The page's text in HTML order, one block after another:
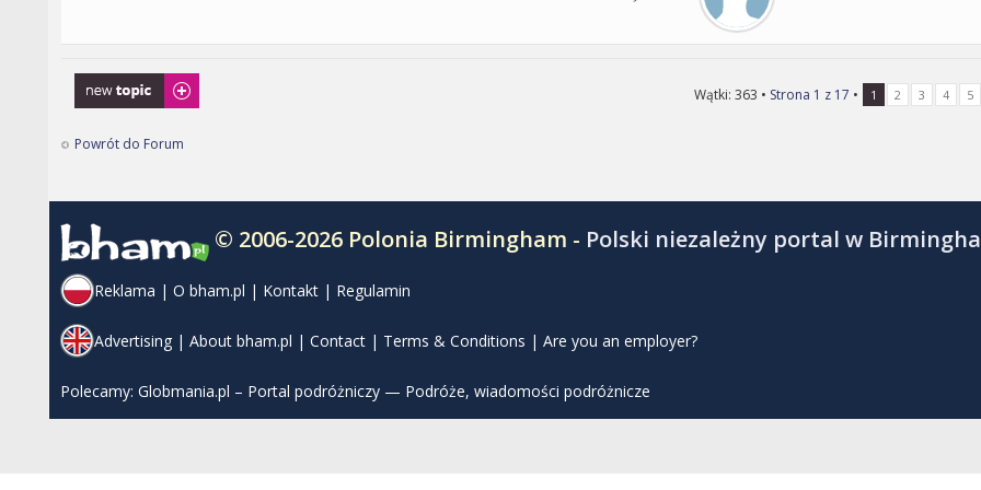
Napisz wątek
Wątki: 363 • Strona 1 z 17 • 1 2 3 4 5
Powrót do Forum
© 2006-2026 Polonia Birmingham - Polski niezależny portal w
Reklama | O bham.pl | Kontakt | Regulamin
Advertising | About bham.pl | Contact | Terms & Conditions | Are you an employer?
Polecamy: Globmania.pl – Portal podróżniczy — Podróże, wiadomości podróżnicze